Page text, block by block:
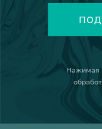
Нажимая